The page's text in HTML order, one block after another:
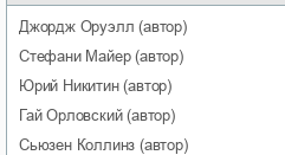
Джордж Оруэлл (автор)
Стефани Майер(автор)
Юрий Никитин(автор)
Гай Орловский(автор)
Сьюзен Коллинз (автор)